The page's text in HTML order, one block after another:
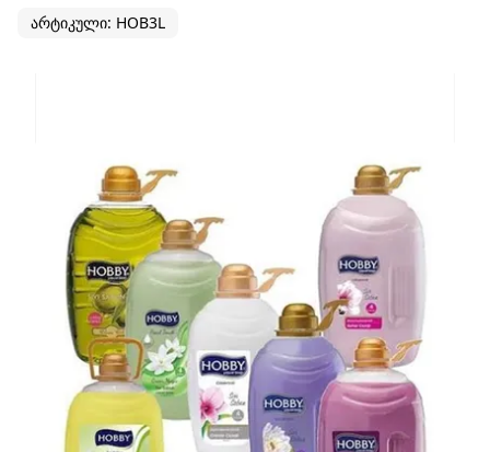
არტიკული: HOB3L